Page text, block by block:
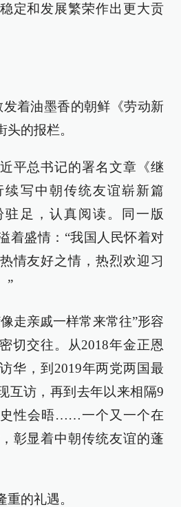
定和发展繁荣作出更大贡
着油墨香的朝鲜《劳动新
的报栏。
平总书记的署名文章《继
写中朝传统友谊崭新篇
足，认真阅读。同一版
着盛情：“我国人民怀着对
情友好之情，热烈欢迎习
”
走亲戚一样常来常往”形容
切交往。从2018年金正恩
华，到2019年两党两国最
互访，再到去年以来相隔9
性会晤……一个又一个在
彰显着中朝传统友谊的蓬
的礼遇。